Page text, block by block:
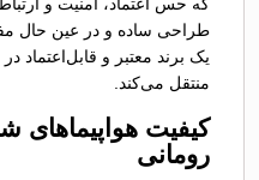
طراحی ساده و در عین حال
یک برند معتبر و
منتقل می‌کند.
کیفیت هواپیماهای
رومانی